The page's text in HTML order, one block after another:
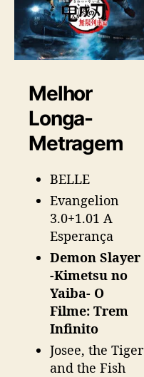
Melhor
Longa-
Metragem
BELLE
Evangelion
3.0+1.01 A
Esperança
Demon Slayer
-Kimetsu no
Yaiba- O
Filme: Trem
Infinito
Josee, the Tiger
and the Fish